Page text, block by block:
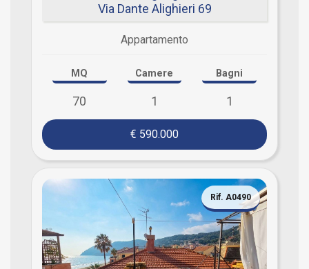
Via Dante Alighieri 69
Appartamento
MQ
70
Camere
1
Bagni
1
€ 590.000
Rif. A0490